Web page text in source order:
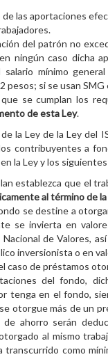
de las aportaciones
del patrón no
ningún caso dicha
salario mínimo
pesos; si se usan
se cumplan los
de esta Ley.
la Ley de la Ley del
contribuyentes a
la Ley y los
establezca que el
al término de
se destine a
se invierta en
Nacional de Valores,
inversionista o en
caso de préstamos
del fondo,
tenga en el fondo,
otorgue más de un
de ahorro serán
al mismo
transcurrido como